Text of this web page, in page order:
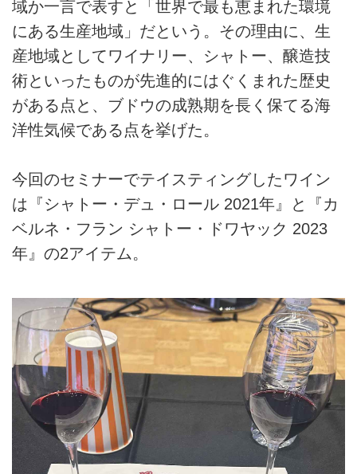
域か一言で表すと「世界で最も恵まれた環境
にある生産地域」だという。その理由に、生
産地域としてワイナリー、シャトー、醸造技
術といったものが先進的にはぐくまれた歴史
がある点と、ブドウの成熟期を長く保てる海
洋性気候である点を挙げた。
今回のセミナーでテイスティングしたワイン
は『シャトー・デュ・ロール 2021年』と『カ
ベルネ・フラン シャトー・ドワヤック 2023
年』の2アイテム。